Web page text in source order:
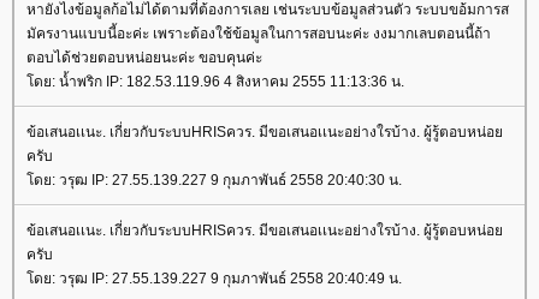
หายังไงข้อมูลก้อไม่ได้ตามที่ต้องการเลย เช่นระบบข้อมูลส่วนตัว ระบบขอ้มการส
มัครงานแบบนี้อะค่ะ เพราะต้องใช้ข้อมูลในการสอบนะค่ะ งงมากเลบตอนนี้ถ้า
ตอบได้ช่วยตอบหน่อยนะค่ะ ขอบคุนค่ะ
ดย: น้ำพริก IP: 182.53.119.96 4 สิงหาคม 2555 11:13:36 น.
ข้อเสนอเเนะ. เกี่ยวกับระบบHRISควร. มีขอเสนอเเนะอย่างใรบ้าง. ผู้รู้ตอบหน่อ
ครับ
ดย: วรุฒ IP: 27.55.139.227 9 กุมภาพันธ์ 2558 20:40:30 น.
ข้อเสนอเเนะ. เกี่ยวกับระบบHRISควร. มีขอเสนอเเนะอย่างใรบ้าง. ผู้รู้ตอบหน่อ
ครับ
ดย: วรุฒ IP: 27.55.139.227 9 กุมภาพันธ์ 2558 20:40:49 น.